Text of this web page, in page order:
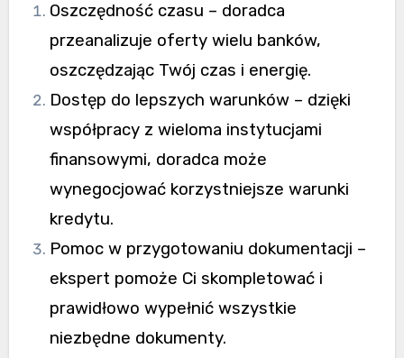
Oszczędność czasu – doradca
przeanalizuje oferty wielu banków,
oszczędzając Twój czas i energię.
Dostęp do lepszych warunków – dzięki
współpracy z wieloma instytucjami
finansowymi, doradca może
wynegocjować korzystniejsze warunki
kredytu.
Pomoc w przygotowaniu dokumentacji –
ekspert pomoże Ci skompletować i
prawidłowo wypełnić wszystkie
niezbędne dokumenty.